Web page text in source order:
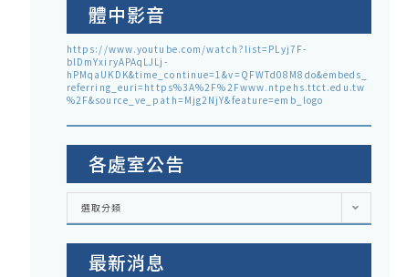
體中影音
https://www.youtube.com/watch?list=PLyj7F-
blDmYxiryAPAqLJLj-
hPMqaUKDK&time_continue=1&v=QFWTd08M8do&embeds_
referring_euri=https%3A%2F%2Fwww.ntpehs.ttct.edu.tw
%2F&source_ve_path=Mjg2NjY&feature=emb_logo
各處室公告
各
室
選取分類
最新消息